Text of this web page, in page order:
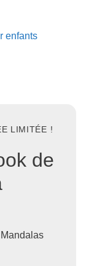
enfants
LIMITÉE !
de